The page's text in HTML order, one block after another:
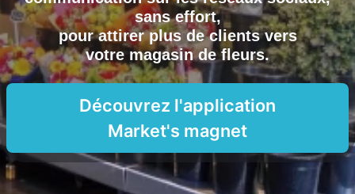
sans effort,
pour attirer plus de clients vers
votre magasin de fleurs.
Découvrez l'application
Market's magnet